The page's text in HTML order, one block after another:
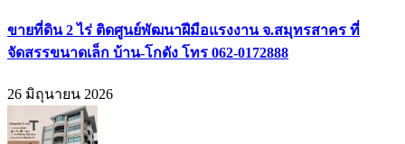
ขายที่ดิน 2 ไร่ ติดศูนย์พัฒนาฝีมือแรงงาน จ.สมุทรสาคร ที่
จัดสรรขนาดเล็ก บ้าน-โกดัง โทร 062-0172888
26 มิถุนายน 2026